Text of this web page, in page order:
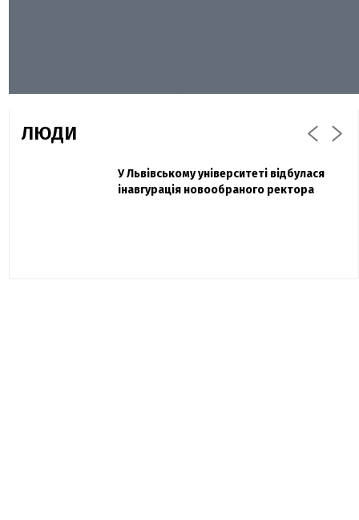
ЛЮДИ
Павло Дак
«Час не лікує, лише притуплює біль»:
Захисник "Азовсталі" Діанов вдруге
одружився та показав фото з весілля
У Львівському університеті відбулася
інавгурація новообраного ректора